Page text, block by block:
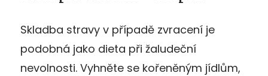
Skladba stravy v případě zvracení je
podobná jako dieta při žaludeční
nevolnosti. Vyhněte se kořeněným jídlům,